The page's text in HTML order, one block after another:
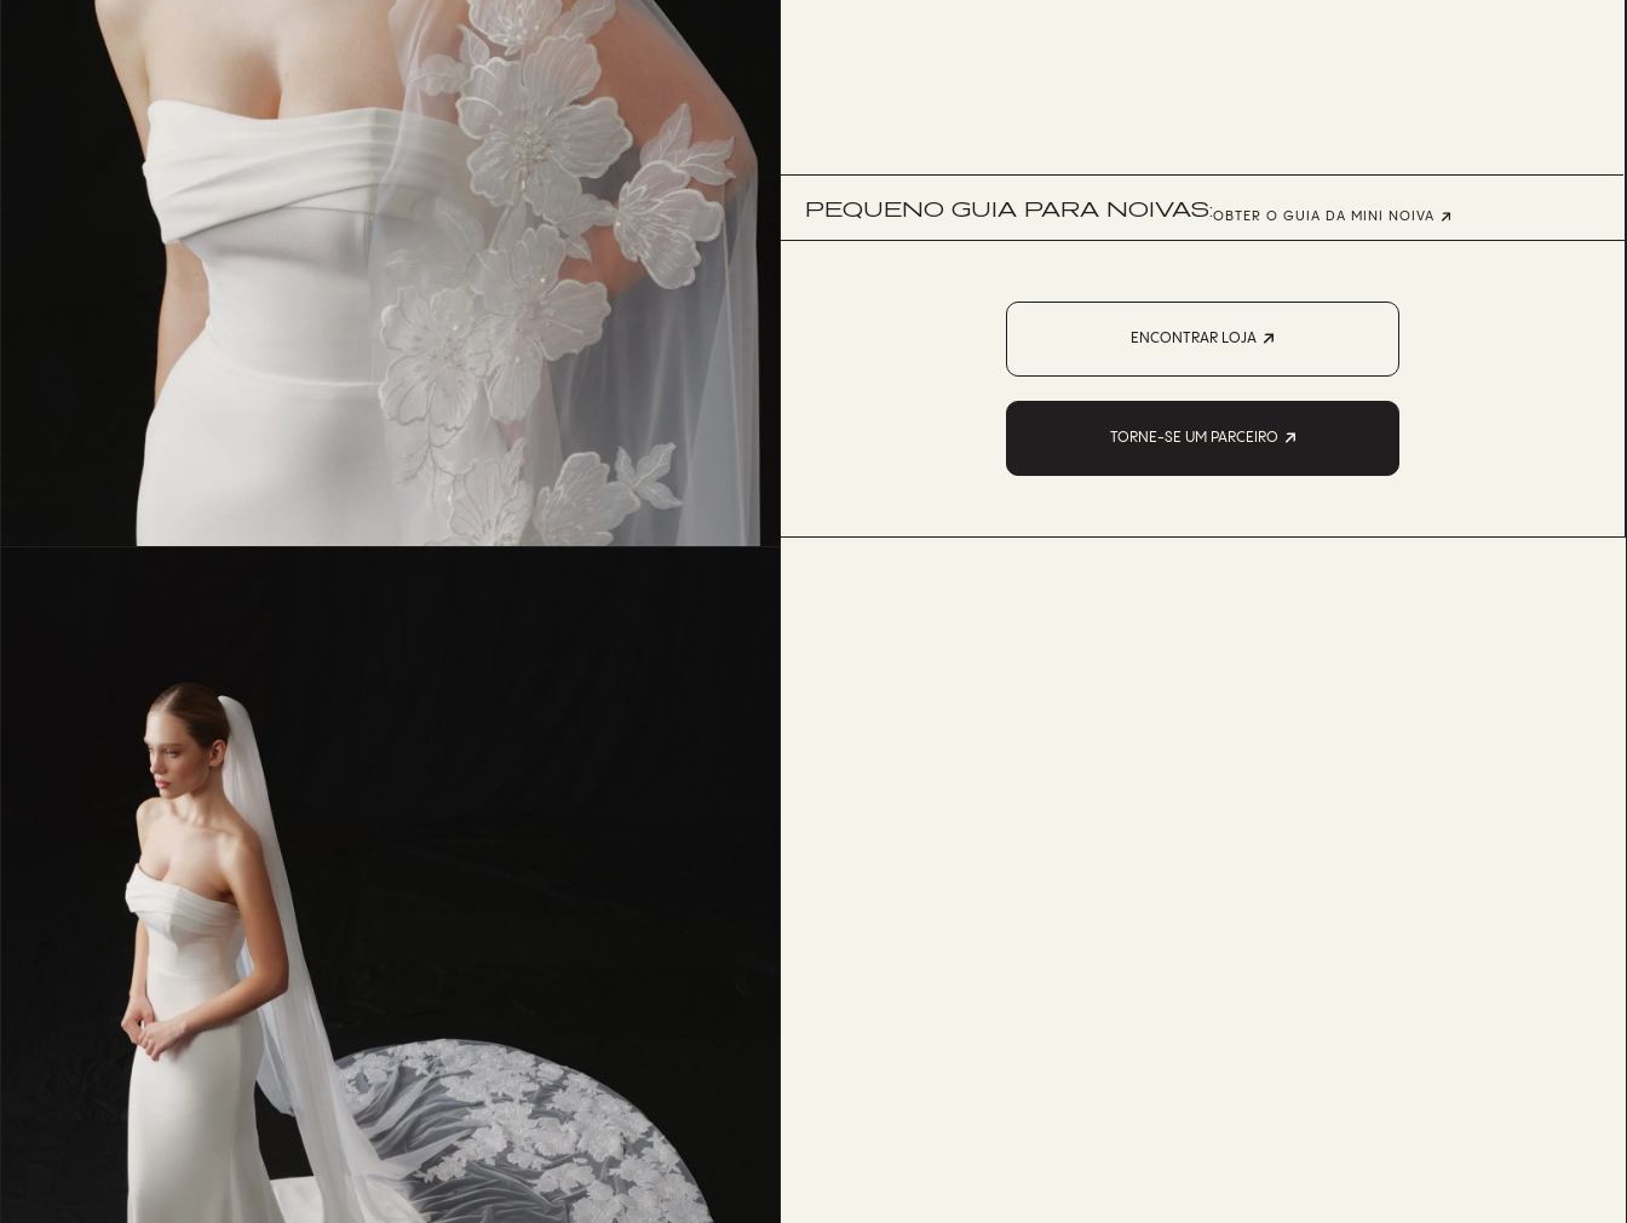
PEQUENO GUIA PARA NOIVAS:OBTER O GUIA DA MINI NOIVA
ENCONTRAR LOJA
TORNE-SE UM PARCEIRO